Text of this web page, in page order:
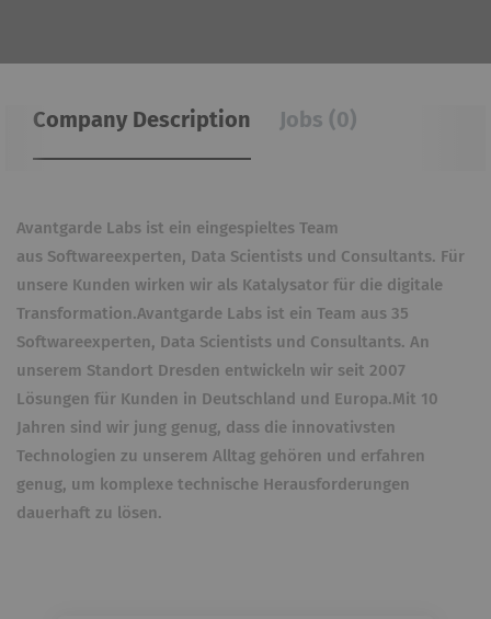
Company Description Jobs (0)
Avantgarde Labs ist ein eingespieltes Team
aus Softwareexperten, Data Scientists und Consultants. Für
unsere Kunden wirken wir als Katalysator für die digitale
Transformation.Avantgarde Labs ist ein Team aus 35
Softwareexperten, Data Scientists und Consultants. An
unserem Standort Dresden entwickeln wir seit 2007
Lösungen für Kunden in Deutschland und Europa.Mit 10
Jahren sind wir jung genug, dass die innovativsten
Technologien zu unserem Alltag gehören und erfahren
genug, um komplexe technische Herausforderungen
dauerhaft zu lösen.